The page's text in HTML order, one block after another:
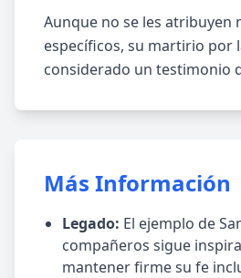
Aunque no se les atribuyen
específicos, su martirio por
considerado un testimonio
Más Información
Legado: El ejemplo de
compañeros sigue
mantener firme su fe